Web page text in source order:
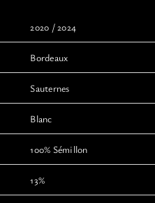
2020 / 2024
Bordeaux
Sauternes
Blanc
100% Sémillon
13%